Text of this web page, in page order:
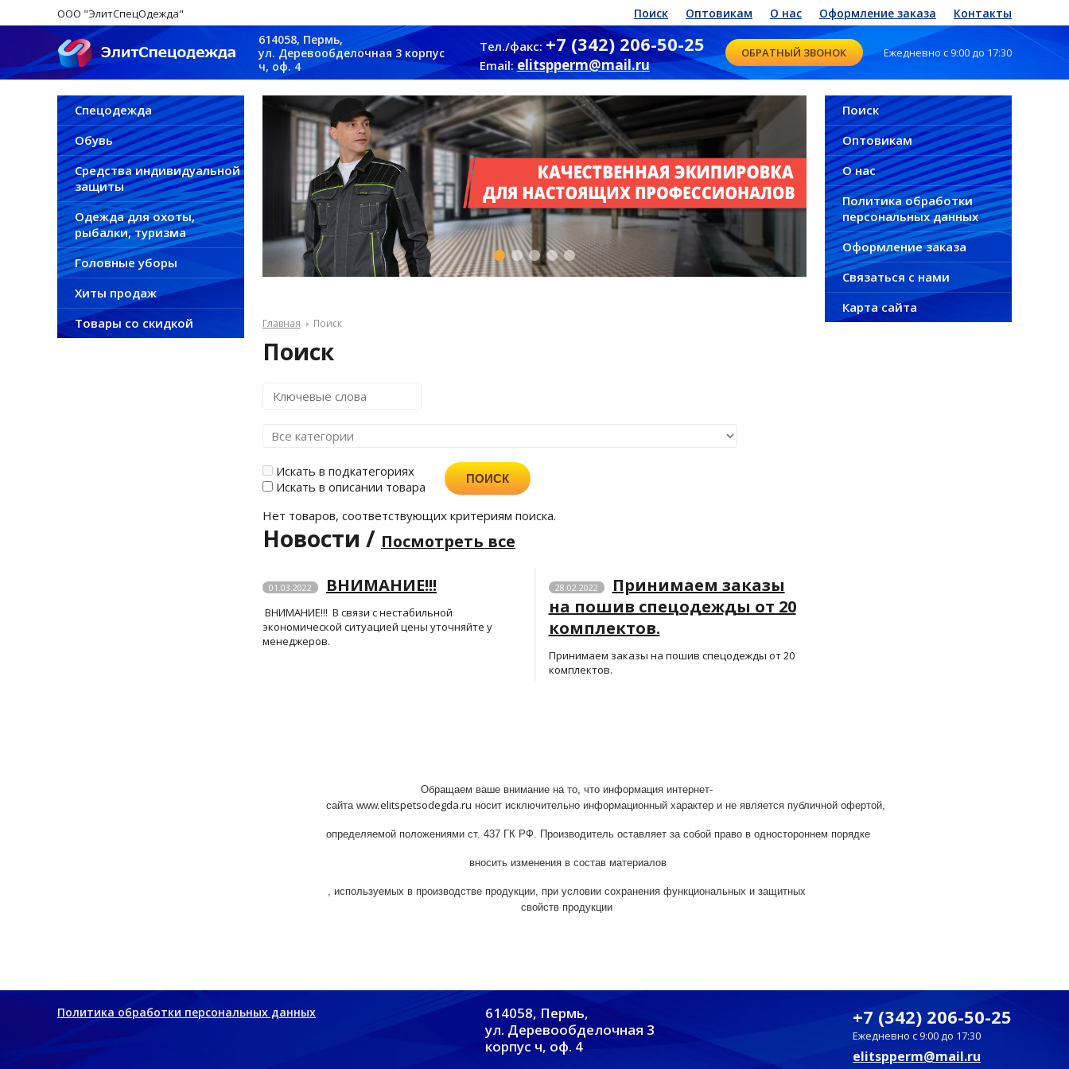
ООО "ЭлитСпецОдежда" Поиск Оптовикам О нас Оформление заказа
Контакты
614058, Пермь,
ул. Деревообделочная 3 корпус
ч, оф. 4
Тел./факс: +7 (342) 206-50-25
Email:elitspperm@mail.ru
ОБРАТНЫЙ ЗВОНОК Ежедневно с 9:00 до 17:30
Спецодежда
Обувь
Средства индивидуальной
защиты
Одежда для охоты,
рыбалки, туризма
Головные уборы
Хиты продаж
Товары со скидкой
Поиск
Оптовикам
О нас
Политика обработки
персональных данных
Оформление заказа
Связаться с нами
Карта сайта
Главная Поиск
Поиск
Искать в подкатегориях
Искать в описании товара
Нет товаров, соответствующих критериям поиска.
Новости / Посмотреть все
01.03.2022 ВНИМАНИЕ!!!
ВНИМАНИЕ!!! В связи с нестабильной
экономической ситуацией цены уточняйте у
менеджеров.
28.02.2022
Принимаем заказы
на пошив спецодежды от 20
комплектов.
Принимаем заказы на пошив спецодежды от 20
комплектов.
Обращаем ваше внимание на то, что информация интернет-
сайта www.elitspetsodegda.ru носит исключительно информационный характер и не является публичной офертой,
определяемой положениями ст. 437 ГК РФ. Производитель оставляет за собой право в одностороннем порядке
вносить изменения в состав материалов
, используемых в производствепродукции, при условии сохранения функциональных и защитных
свойств продукции
Политика обработки персональных данных
614058, Пермь,
ул. Деревообделочная 3
корпус ч, оф. 4
+7 (342) 206-50-25
Ежедневно с 9:00 до 17:30
elitspperm@mail.ru